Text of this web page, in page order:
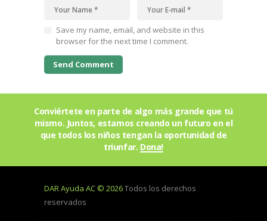
Save my name, email, and website in this
browser for the next time I comment.
Conviértete en parte de algo más grande que tú
mismo. Juntos, estamos creando un futuro en el
que todos los niños tengan la oportunidad de
triunfar. Dona!
DAR Ayuda AC © 2026Todos los derechos
reservados